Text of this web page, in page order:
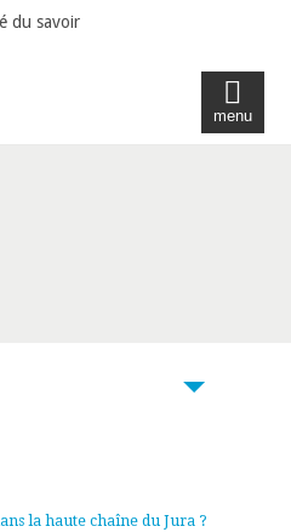
menu
la haute chaîne du Jura ?